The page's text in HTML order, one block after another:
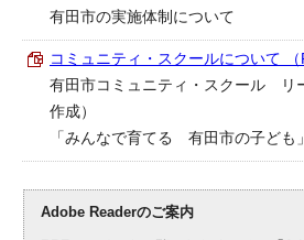
有田市の実施体制について
コミュニティ・スクールについて （
有田市コミュニティ・スクール リ
作成）
「みんなで育てる 有田市の子ども」
Adobe Readerのご案内